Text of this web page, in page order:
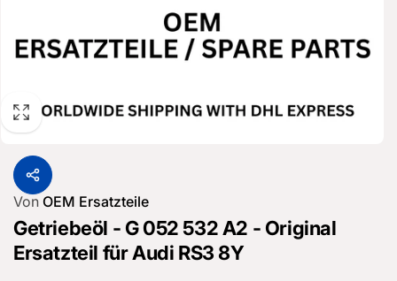
Von OEM Ersatzteile
Getriebeöl - G 052 532 A2 - Original
Ersatzteil für Audi RS3 8Y